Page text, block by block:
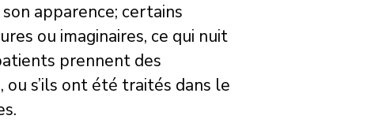
apparence; certains
ou imaginaires, ce qui nuit
prennent des
s’ils ont été traités dans le